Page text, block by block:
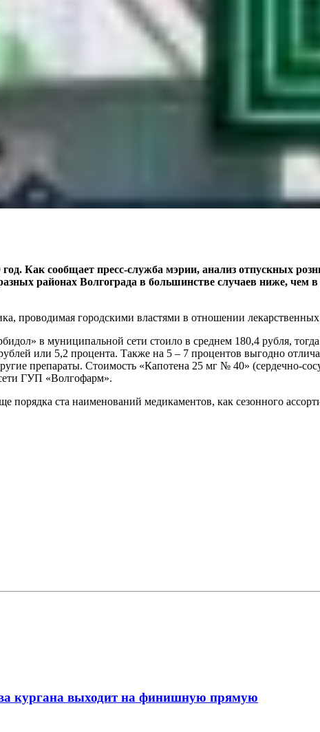
Как сообщает пресс-служба мэрии, анализ отпускных
районах Волгограда в большинстве случаев ниже, чем
проводимая городскими властями в отношении лекарственных
в муниципальной сети стоило в среднем 180,4 рубля,
или 5,2 процента. Также на 5 – 7 процентов выгодно
препараты. Стоимость «Капотена 25 мг № 40» (сердечно-
ГУП «Волгофарм».
ста наименований медикаментов, как сезонного
кургана выходит на финишную прямую